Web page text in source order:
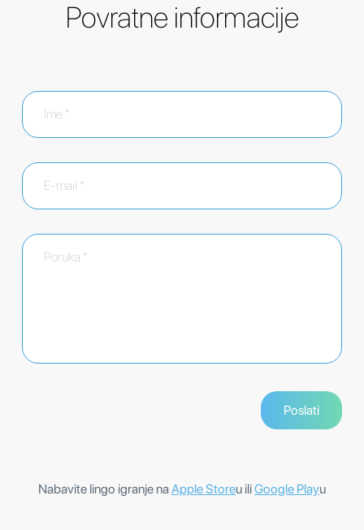
Povratne informacije
Nabavite lingo igranje naApple Storeu iliGoogle Playu